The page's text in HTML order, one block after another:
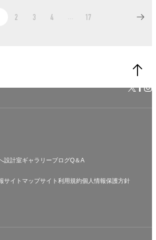
2 3 4 17
設計室ギャラリーブログQ＆A
サイトマップサイト利用規約個人情報保護方針